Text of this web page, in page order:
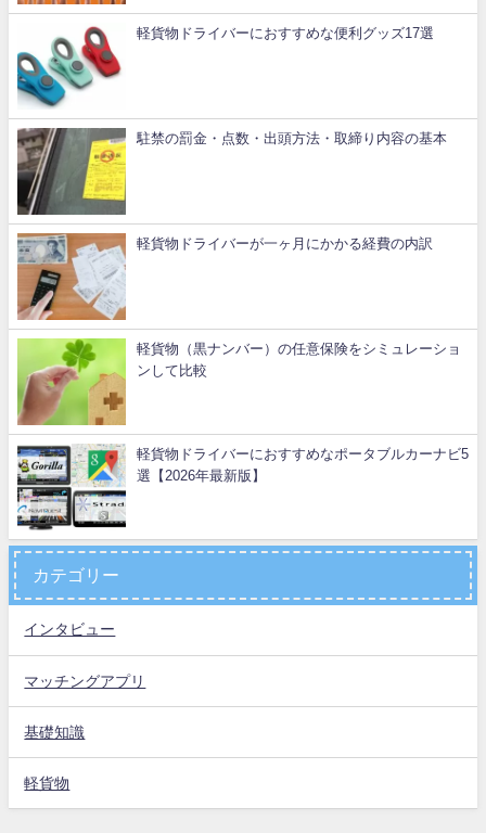
軽貨物ドライバーにおすすめな便利グッズ17選
駐禁の罰金・点数・出頭方法・取締り内容の基本
軽貨物ドライバーが一ヶ月にかかる経費の内訳
軽貨物（黒ナンバー）の任意保険をシミュレーショ
ンして比較
軽貨物ドライバーにおすすめなポータブルカーナビ5
選【2026年最新版】
カテゴリー
インタビュー
マッチングアプリ
基礎知識
軽貨物